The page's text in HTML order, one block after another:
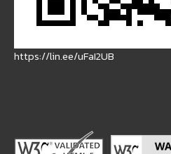
https://lin.ee/uFaI2UB